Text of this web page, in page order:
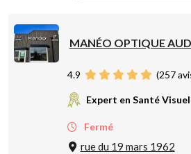
MANÉO OPTIQUE
4.9 (257
Expert en Santé
Fermé
rue du 19 mars 1962